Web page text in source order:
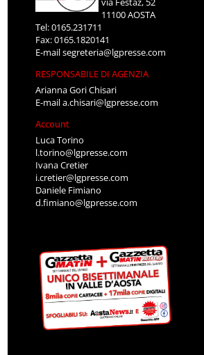
11100 AOSTA
Tel: 0165.231711
Fax: 0165.1820141
E-mailsegreteria@lgpresse.com
RESPONSABILE DI AGENZIA
Arianna Gori Chisari
E-maila.chisari@lgpresse.com
Account
Luca Torino
l.torino@lgpresse.com
Ivana Cretier
i.cretier@lgpresse.com
Daniele Fimiano
d.fimiano@lgpresse.com